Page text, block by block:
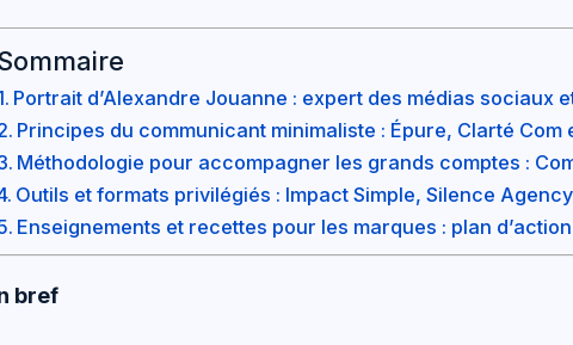
Portrait d’Alexandre Jouanne : expert des médias sociaux
Principes du communicant minimaliste : Épure, Clarté Com
Méthodologie pour accompagner les grands comptes :
Outils et formats privilégiés : Impact Simple, Silence
Enseignements et recettes pour les marques : plan
bref